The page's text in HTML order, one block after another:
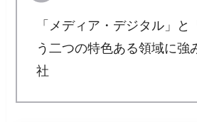
「メディア・デジタル」と
う二つの特色ある領域に強
社